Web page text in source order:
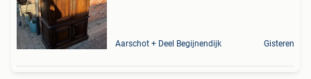
Aarschot + Deel Begijnendijk Gisteren